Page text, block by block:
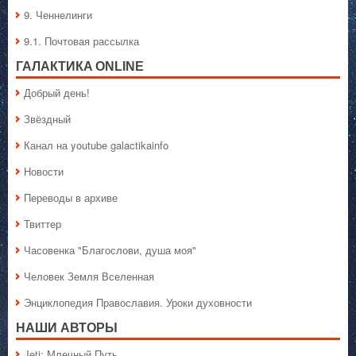
9. Ченнелинги
9.1. Почтовая рассылка
ГАЛАКТИКA ONLINE
Добрый день!
Звёздный
Канал на youtube galactikainfo
Новости
Переводы в архиве
Твиттер
Часовенка "Благослови, душа моя"
Человек Земля Вселенная
Энциклопедия Православия. Уроки духовности
НАШИ АВТОРЫ